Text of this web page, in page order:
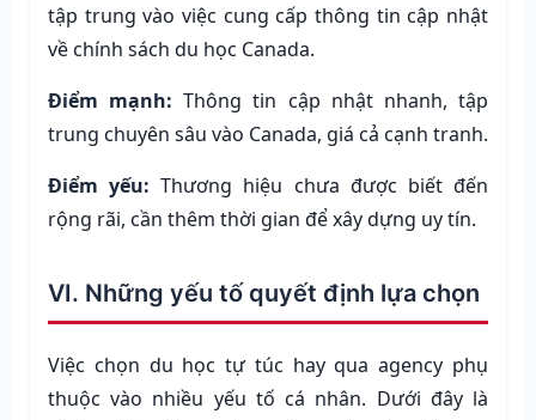
tập trung vào việc cung cấp thông tin cập nhật
về chính sách du học Canada.
Điểm mạnh: Thông tin cập nhật nhanh, tập
trung chuyên sâu vào Canada, giá cả cạnh tranh.
Điểm yếu: Thương hiệu chưa được biết đến
rộng rãi, cần thêm thời gian để xây dựng uy tín.
VI. Những yếu tố quyết định lựa chọn
Việc chọn du học tự túc hay qua agency phụ
thuộc vào nhiều yếu tố cá nhân. Dưới đây là